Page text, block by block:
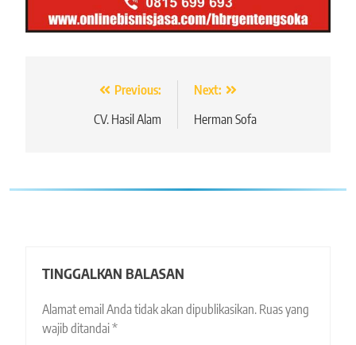
Navigasi Previous:
CV. Hasil Alam
Next:
Herman Sofa
TINGGALKAN BALASAN
Alamat email Anda tidak akan dipublikasikan. Ruas yang
wajib ditandai*